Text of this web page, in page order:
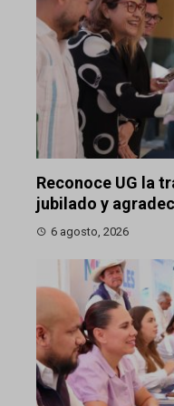
Reconoce UG la
jubilado y
6 agosto, 2026